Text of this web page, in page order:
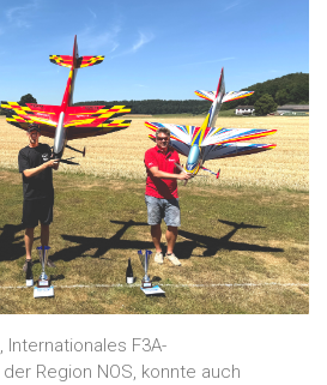
F3A-
Region NOS, konnte auch